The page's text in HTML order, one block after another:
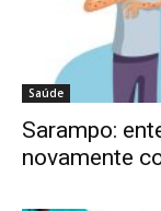
Saúde
Sarampo:
novamente